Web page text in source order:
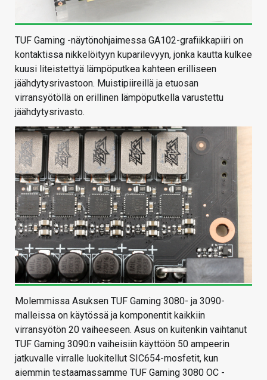
TUF Gaming -näytönohjaimessa GA102-grafiikkapiiri on
kontaktissa nikkelöityyn kuparilevyyn, jonka kautta kulkee
kuusi liteistettyä lämpöputkea kahteen erilliseen
jäähdytysrivastoon. Muistipiireillä ja etuosan
virransyötöllä on erillinen lämpöputkella varustettu
jäähdytysrivasto.
Molemmissa Asuksen TUF Gaming 3080- ja 3090-
malleissa on käytössä ja komponentit kaikkiin
virransyötön 20 vaiheeseen. Asus on kuitenkin vaihtanut
TUF Gaming 3090:n vaiheisiin käyttöön 50 ampeerin
jatkuvalle virralle luokitellut SIC654-mosfetit, kun
aiemmin testaamassamme TUF Gaming 3080 OC -